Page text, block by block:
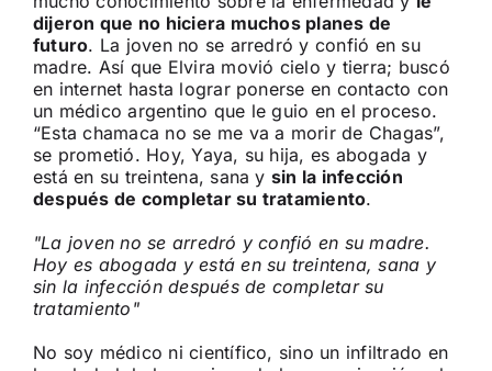
dijeron que no hiciera muchos planes de
futuro. La joven no se arredró y confió en su
madre. Así que Elvira movió cielo y tierra; buscó
en internet hasta lograr ponerse en contacto con
un médico argentino que le guio en el proceso.
“Esta chamaca no se me va a morir de Chagas”,
se prometió. Hoy, Yaya, su hija, es abogada y
está en su treintena, sana y sin la infección
después de completar su tratamiento.
La joven no se arredró y confió en su madre.
Hoy es abogada y está en su treintena, sana y
sin la infección después de completar su
tratamiento
No soy médico ni científico, sino un infiltrado en